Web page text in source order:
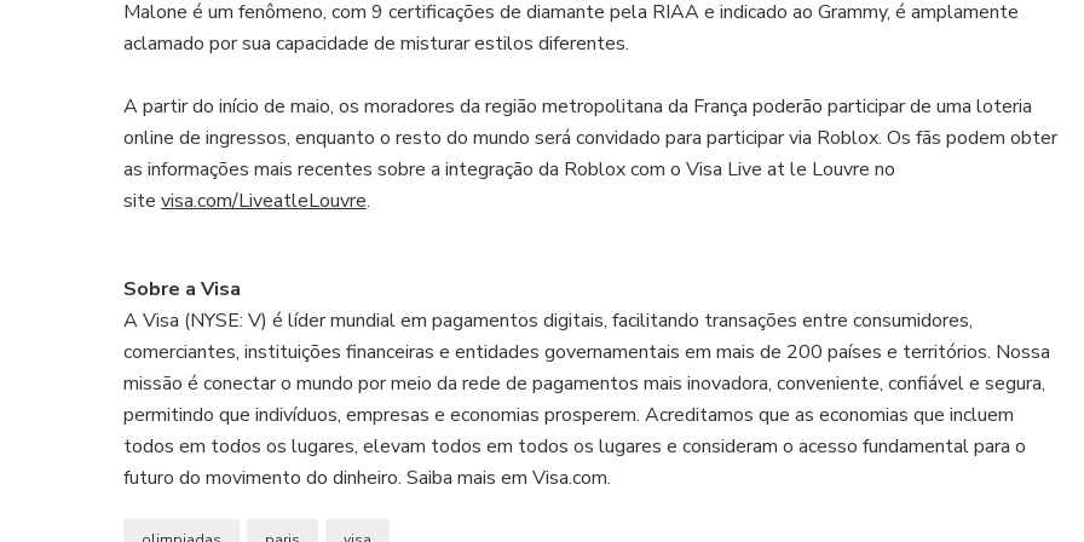
Malone é um fenômeno, com 9 certificações de diamante pela RIAA e indicado ao Grammy, é amplamente
aclamado por sua capacidade de misturar estilos diferentes.
A partir do início de maio, os moradores da região metropolitana da França poderão participar de uma loteria
online de ingressos, enquanto o resto do mundo será convidado para participar via Roblox. Os fãs podem obter
as informações mais recentes sobre a integração da Roblox com o Visa Live at le Louvre no
site visa.com/LiveatleLouvre.
Sobre a Visa
A Visa (NYSE: V) é líder mundial em pagamentos digitais, facilitando transações entre consumidores,
comerciantes, instituições financeiras e entidades governamentais em mais de 200 países e territórios. Nossa
missão é conectar o mundo por meio da rede de pagamentos mais inovadora, conveniente, confiável e segura,
permitindo que indivíduos, empresas e economias prosperem. Acreditamos que as economias que incluem
todos em todos os lugares, elevam todos em todos os lugares e consideram o acesso fundamental para o
futuro do movimento do dinheiro. Saiba mais em Visa.com.